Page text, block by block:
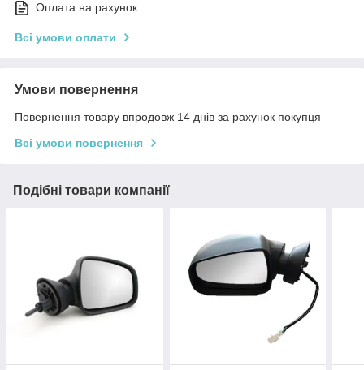
Оплата на рахунок
Всі умови оплати
Умови повернення
Повернення товару впродовж 14 днів за рахунок покупця
Всі умови повернення
Подібні товари компанії